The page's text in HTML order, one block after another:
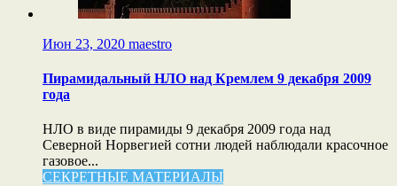
Июн 23, 2020 maestro
Пирамидальный НЛО над Кремлем 9 декабря 2009
года
НЛО в виде пирамиды 9 декабря 2009 года над
Северной Норвегией сотни людей наблюдали красочное
газовое...
СЕКРЕТНЫЕ МАТЕРИАЛЫ